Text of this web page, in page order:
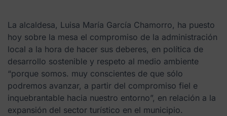
La alcaldesa, Luisa María García Chamorro, ha puesto
hoy sobre la mesa el compromiso de la administración
local a la hora de hacer sus deberes, en política de
desarrollo sostenible y respeto al medio ambiente
“porque somos. muy conscientes de que sólo
podremos avanzar, a partir del compromiso fiel e
inquebrantable hacia nuestro entorno”, en relación a la
expansión del sector turístico en el municipio.